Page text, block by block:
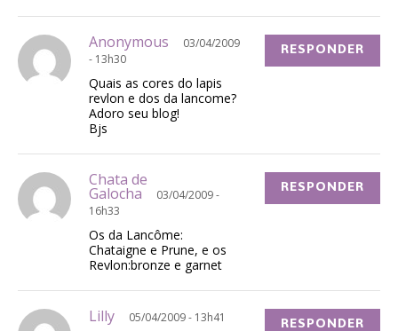
Anonymous
03/04/2009
- 13h30
Quais as cores do lapis
revlon e dos da lancome?
Adoro seu blog!
Bjs
RESPONDER
Chata de
Galocha
03/04/2009 -
16h33
Os da Lancôme:
Chataigne e Prune, e os
Revlon:bronze e garnet
RESPONDER
Lilly 05/04/2009 - 13h41 RESPONDER